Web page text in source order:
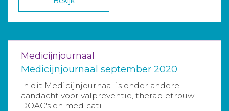
Medicijnjournaal
Medicijnjournaal september 2020
In dit Medicijnjournaal is onder andere
aandacht voor valpreventie, therapietrouw
DOAC's en medicati...